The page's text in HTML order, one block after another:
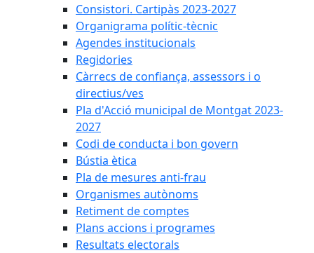
Consistori. Cartipàs 2023-2027
Organigrama polític-tècnic
Agendes institucionals
Regidories
Càrrecs de confiança, assessors i o
directius/ves
Pla d'Acció municipal de Montgat 2023-
2027
Codi de conducta i bon govern
Bústia ètica
Pla de mesures anti-frau
Organismes autònoms
Retiment de comptes
Plans accions i programes
Resultats electorals